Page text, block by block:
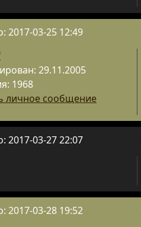
2017-03-25 12:49
29.11.2005
1968
личное сообщение
2017-03-27 22:07
2017-03-28 19:52